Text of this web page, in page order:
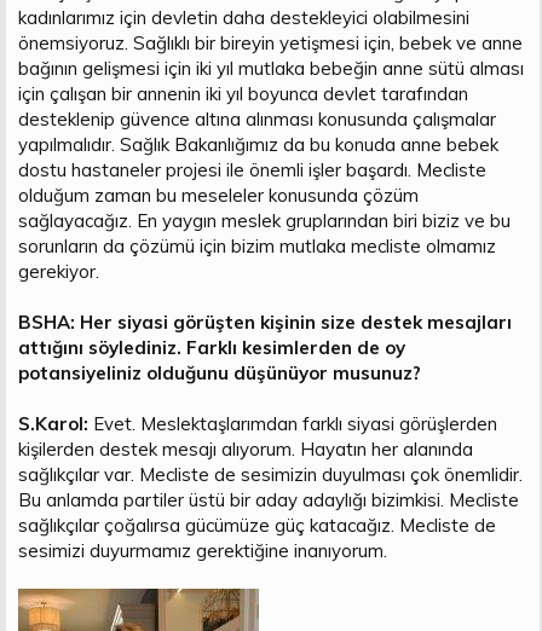
kadınlarımız için devletin daha destekleyici olabilmesini
önemsiyoruz. Sağlıklı bir bireyin yetişmesi için, bebek ve anne
bağının gelişmesi için iki yıl mutlaka bebeğin anne sütü alması
için çalışan bir annenin iki yıl boyunca devlet tarafından
desteklenip güvence altına alınması konusunda çalışmalar
yapılmalıdır. Sağlık Bakanlığımız da bu konuda anne bebek
dostu hastaneler projesi ile önemli işler başardı. Mecliste
olduğum zaman bu meseleler konusunda çözüm
sağlayacağız. En yaygın meslek gruplarından biri biziz ve bu
sorunların da çözümü için bizim mutlaka mecliste olmamız
gerekiyor.
BSHA: Her siyasi görüşten kişinin size destek mesajları
attığını söylediniz. Farklı kesimlerden de oy
potansiyeliniz olduğunu düşünüyor musunuz?
S.Karol: Evet. Meslektaşlarımdan farklı siyasi görüşlerden
kişilerden destek mesajı alıyorum. Hayatın her alanında
sağlıkçılar var. Mecliste de sesimizin duyulması çok önemlidir.
Bu anlamda partiler üstü bir aday adaylığı bizimkisi. Mecliste
sağlıkçılar çoğalırsa gücümüze güç katacağız. Mecliste de
sesimizi duyurmamız gerektiğine inanıyorum.